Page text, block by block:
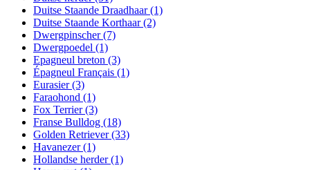
Duitse Staande Draadhaar(1)
Duitse Staande Korthaar(2)
Dwergpinscher(7)
Dwergpoedel (1)
Epagneul breton (3)
Épagneul Français (1)
Eurasier(3)
Faraohond (1)
Fox Terrier(3)
Franse Bulldog (18)
Golden Retriever(33)
Havanezer(1)
Hollandse herder(1)